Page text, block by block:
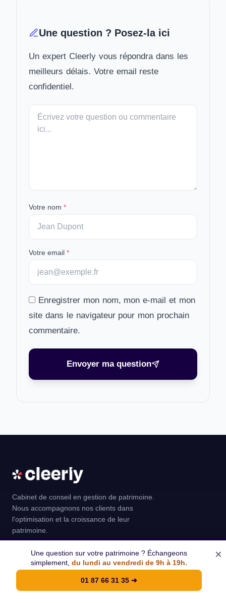
Une question ? Posez-la ici
Un expert Cleerly vous répondra dans les
meilleurs délais. Votre email reste
confidentiel.
Votre
message
Votre nom *
Votre email *
Enregistrer mon nom, mon e-mail et mon
site dans le navigateur pour mon prochain
commentaire.
Envoyer ma question
Cabinet de conseil en gestion de patrimoine.
Nous accompagnons nos clients dans
l'optimisation et la croissance de leur
patrimoine.
COORDONNEES
contact@cleerly.fr
20 Rue du 4 Septembre
75002 Paris
Une question sur votre patrimoine ? Échangeons
simplement, du lundi au vendredi de 9h à 19h.
01 87 66 31 35 ➜
×